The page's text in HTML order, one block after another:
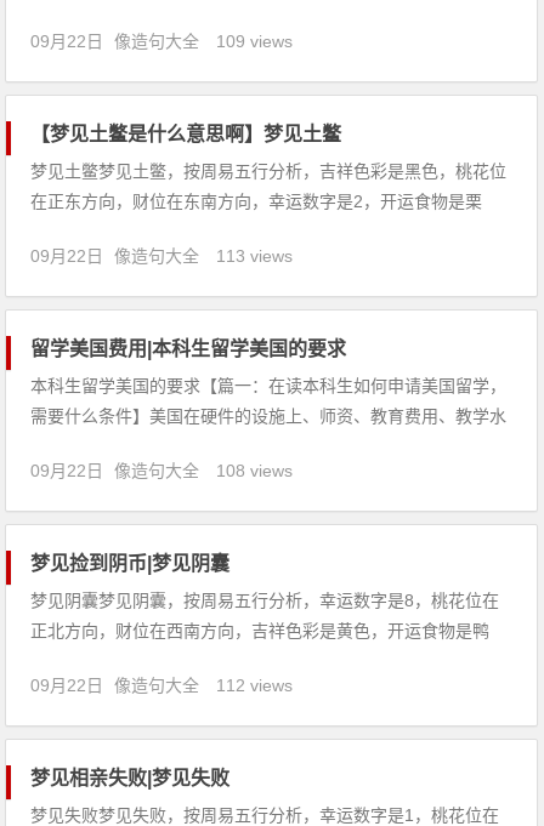
你近期的求职运势一般，太自以为是很难取胜的，建议你要调整
好心态，多些自信，最后会找到适合自己的工作。2、梦见乘船
09月22日 像造句大全 109 views
【梦见土鳖是什么意思啊】梦见土鳖
梦见土鳖梦见土鳖，按周易五行分析，吉祥色彩是黑色，桃花位
在正东方向，财位在东南方向，幸运数字是2，开运食物是栗
春秋占可得男，夏占得女。2、做生意的人梦见土鳖，代表有利
财运，交际应酬上宜小心。3、出行的人梦见土鳖，建议另选日
09月22日 像造句大全 113 views
留学美国费用|本科生留学美国的要求
本科生留学美国的要求【篇一：在读本科生如何申请美国留学，
需要什么条件】美国在硬件的设施上、师资、教育费用、教学水
申请时间是有限制的，大家要抓紧时间申请。那么是不是这样的
申请就一定能被梦想的学校录取呢？在读本科生如何申请美国留
09月22日 像造句大全 108 views
梦见捡到阴币|梦见阴囊
梦见阴囊梦见阴囊，按周易五行分析，幸运数字是8，桃花位在
正北方向，财位在西南方向，吉祥色彩是黄色，开运食物是鸭
表阻碍很大、内部人员意见不和，经营不顺。2、恋爱中的人梦
见阴囊，说明婚姻可成，但延期迎娶，吉庆。3、出行的人梦见
09月22日 像造句大全 112 views
梦见相亲失败|梦见失败
梦见失败梦见失败，按周易五行分析，幸运数字是1，桃花位在